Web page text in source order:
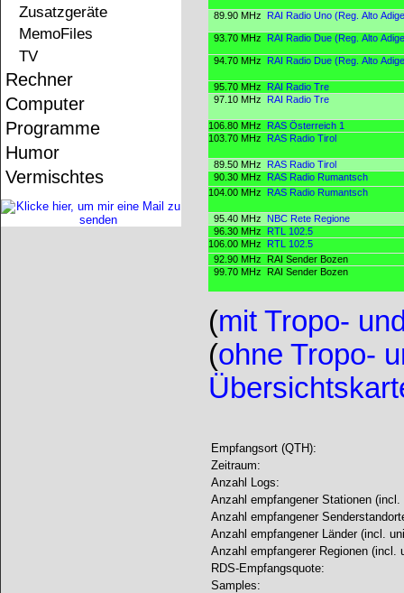
Zusatzgeräte
MemoFiles
TV
Rechner
Computer
Programme
Humor
Vermischtes
89.90 MHz RAI Radio Uno (Reg. Alto
93.70 MHz RAI Radio Due (Reg. Alto
94.70 MHz RAI Radio Due (Reg. Alto
95.70 MHz
RAI Radio Tre
97.10 MHz
RAI Radio Tre
106.80 MHz
RAS Österreich 1
103.70 MHz
RAS Radio Tirol
89.50 MHz
RAS Radio Tirol
90.30 MHz
RAS Radio Rumantsch
104.00 MHz
RAS Radio Rumantsch
95.40 MHz
NBC Rete Regione
96.30 MHz
RTL 102.5
106.00 MHz
RTL 102.5
92.90 MHz
RAI Sender Bozen
99.70 MHz
RAI Sender Bozen
(mit Tropo-
(ohne Tropo-
Empfangsort (QTH):
Zeitraum:
Anzahl Logs:
Anzahl empfangener Stationen (incl.
Anzahl empfangener
Anzahl empfangener Länder (incl.
Anzahl empfangerer Regionen (incl.
RDS-Empfangsquote:
Samples: